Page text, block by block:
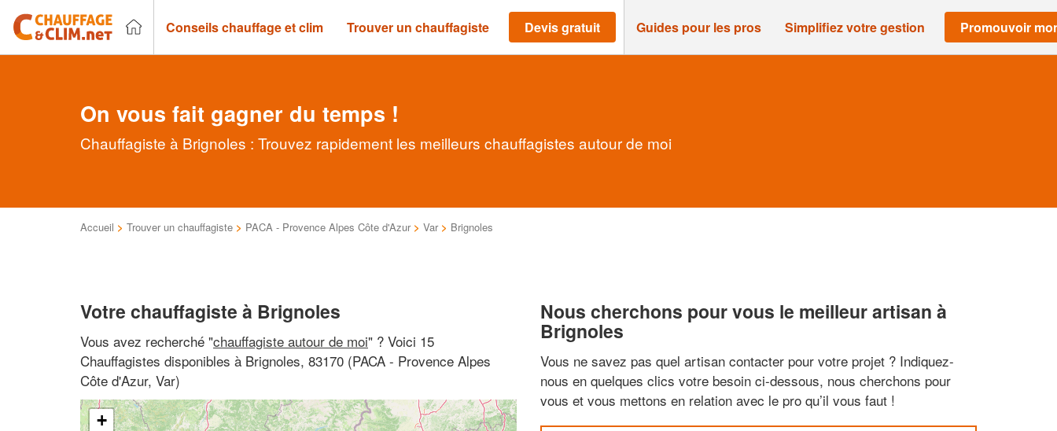
Conseils chauffage et clim Trouver un chauffagiste Devis gratuit Guides pour les pros Simplifiez votre gestion Promouvoir
On vous fait gagner du temps !
Chauffagiste à Brignoles : Trouvez rapidement les meilleurs chauffagistes autour de moi
Accueil > Trouver un chauffagiste > PACA - Provence Alpes Côte d'Azur > Var > Brignoles
Votre chauffagiste à Brignoles
Vous avez recherché "chauffagiste autour de moi" ? Voici 15
Chauffagistes disponibles à Brignoles, 83170 (PACA - Provence Alpes
Côte d'Azur, Var)
+
Nous cherchons pour vous le meilleur artisan à
Brignoles
Vous ne savez pas quel artisan contacter pour votre projet ? Indiquez-
nous en quelques clics votre besoin ci-dessous, nous cherchons pour
vous et vous mettons en relation avec le pro qu’il vous faut !